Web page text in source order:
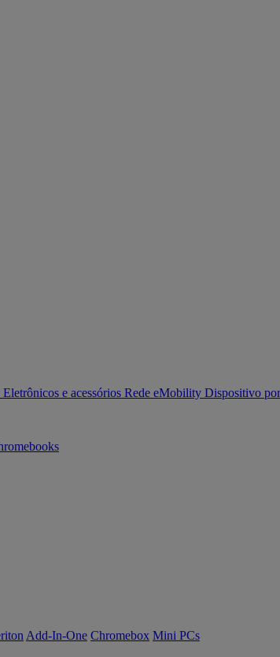
Eletrônicos e acessórios Rede eMobility Dispositivo
Add-In-One Chromebox Mini PCs